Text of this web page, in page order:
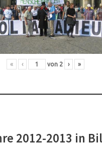
« ‹ von 2 › »
2012-2013 in